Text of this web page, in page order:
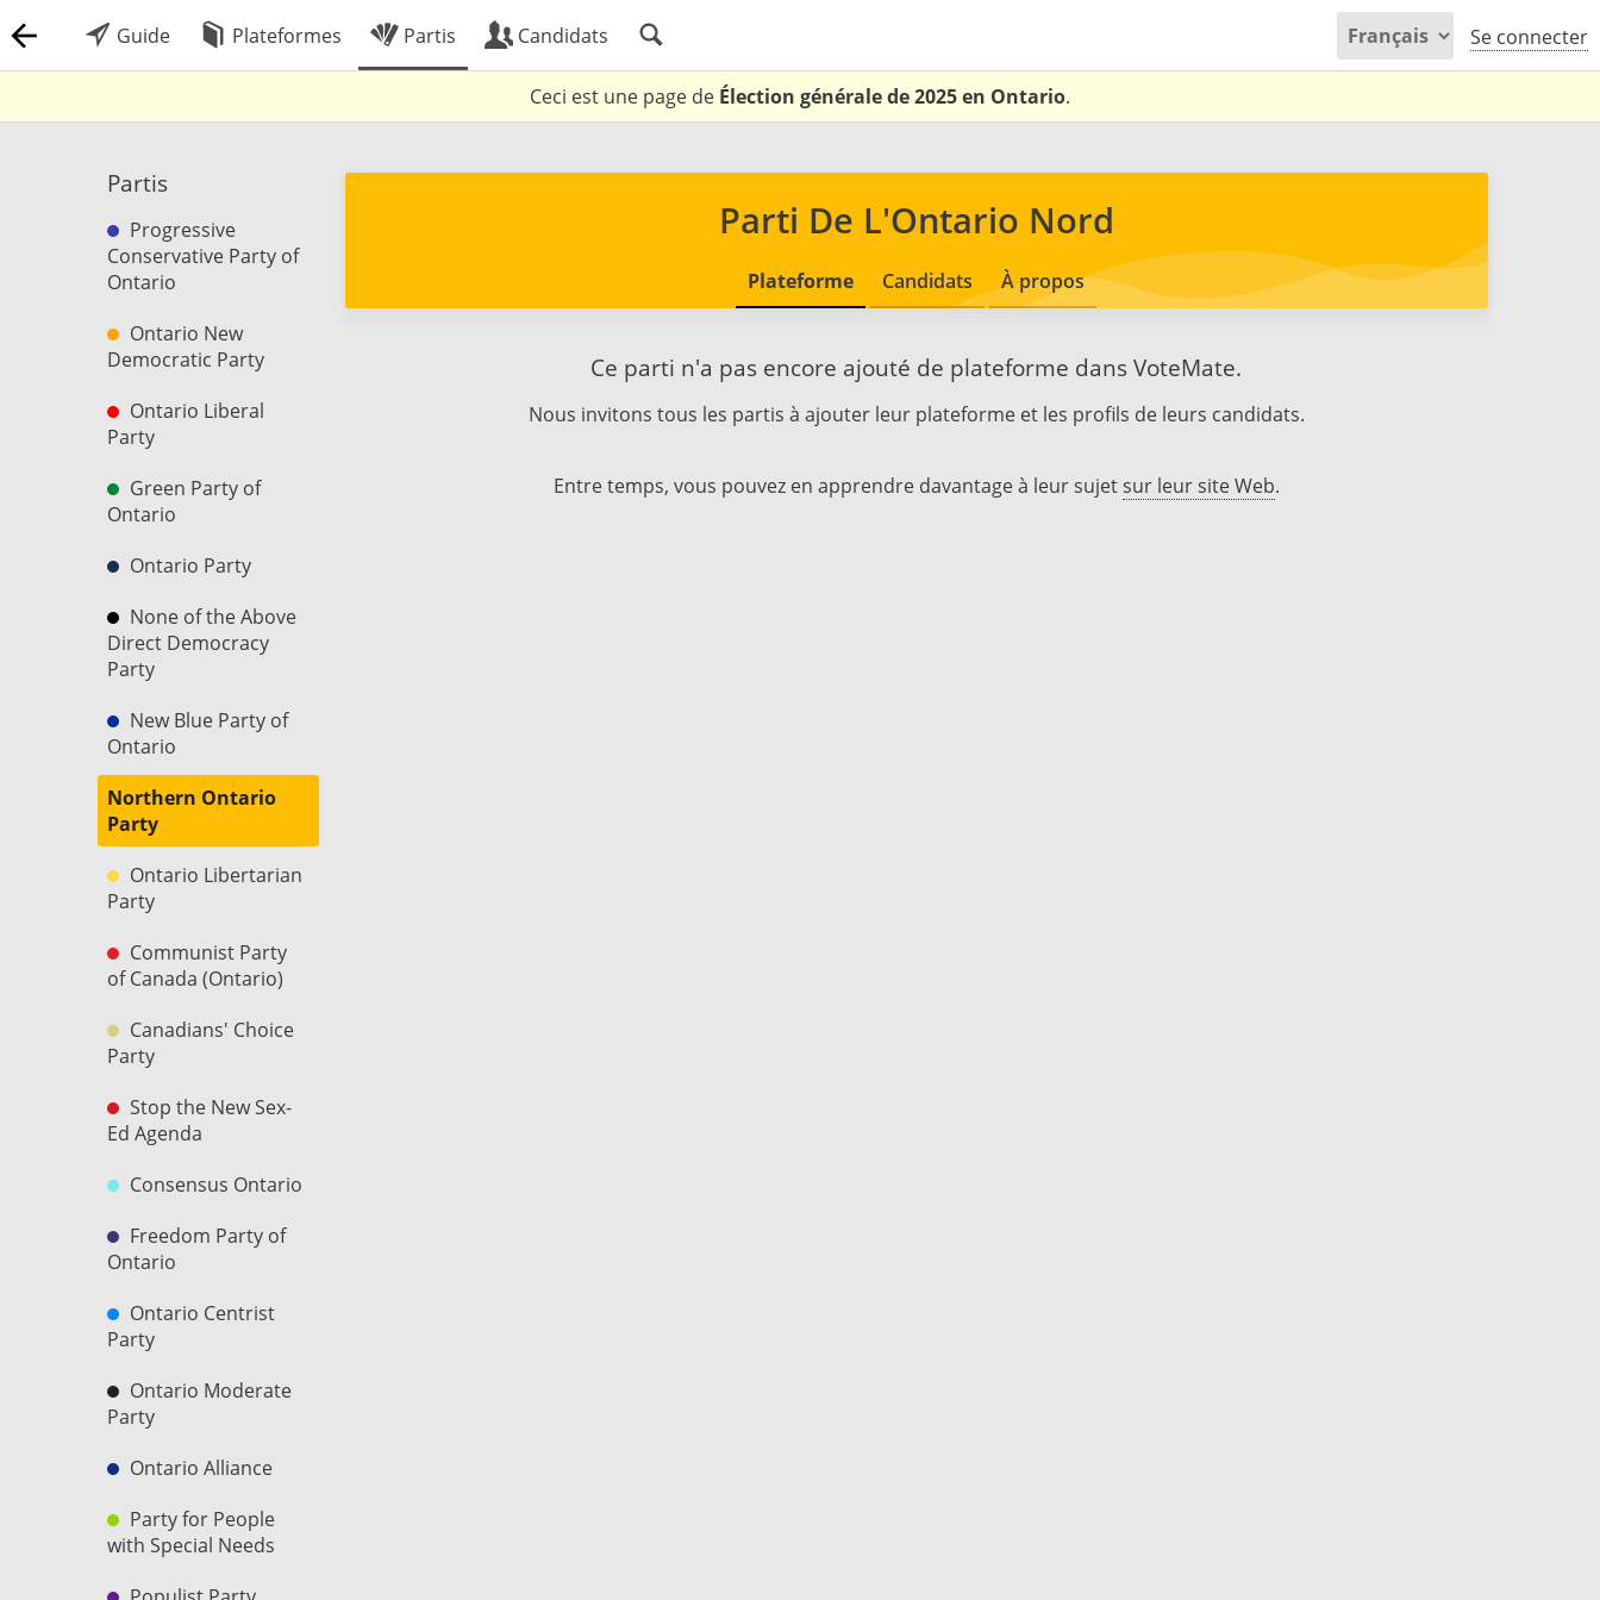
Guide Plateformes Partis Candidats Se connecter
Ceci est une page de Élection générale de 2025 en Ontario.
Partis
Progressive
Conservative Party of
Ontario
Ontario New
Democratic Party
Ontario Liberal
Party
Green Party of
Ontario
Ontario Party
None of the Above
Direct Democracy
Party
New Blue Party of
Ontario
Northern Ontario
Party
Ontario Libertarian
Party
Communist Party
of Canada (Ontario)
Canadians' Choice
Party
Stop the New Sex-
Ed Agenda
Consensus Ontario
Freedom Party of
Ontario
Ontario Centrist
Party
Ontario Moderate
Party
Ontario Alliance
Party for People
with Special Needs
Parti De L'Ontario Nord
Plateforme Candidats À propos
Ce parti n'a pas encore ajouté de plateforme dans VoteMate.
Nous invitons tous les partis à ajouter leur plateforme et les profils de leurs candidats.
Entre temps, vous pouvez en apprendre davantage à leur sujetsur leur site Web.